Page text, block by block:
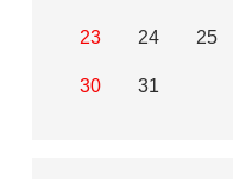
23 24 25
30 31